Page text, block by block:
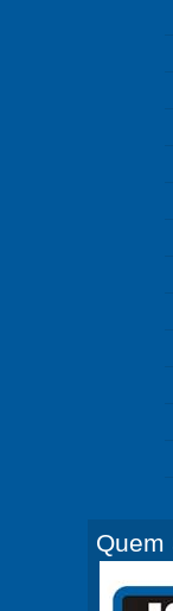
Quem